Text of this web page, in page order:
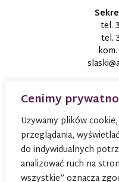
Cenimy
Używamy plików
przeglądania,
do indywidualnych
analizować ruch na
wszystkie” oznacza
tel.
tel.
kom.